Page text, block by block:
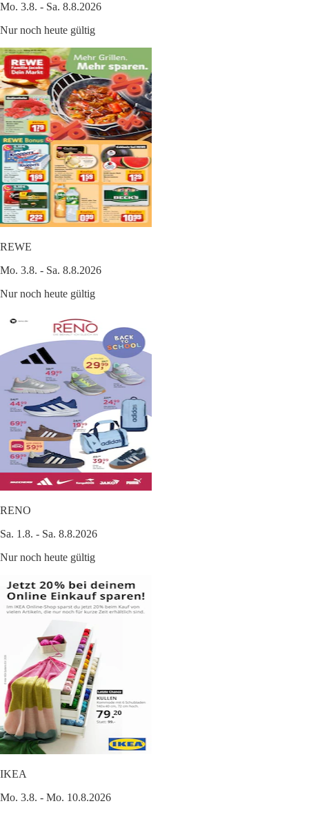
Mo. 3.8. - Sa. 8.8.2026
Nur noch heute gültig
REWE
Mo. 3.8. - Sa. 8.8.2026
Nur noch heute gültig
RENO
Sa. 1.8. - Sa. 8.8.2026
Nur noch heute gültig
IKEA
Mo. 3.8. - Mo. 10.8.2026